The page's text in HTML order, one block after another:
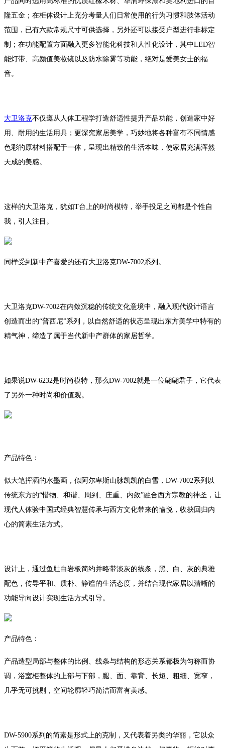
隆五金；在柜体设计上充分考量人们日常使用的行为习惯和肢体活动
范围，已有六款常规尺寸可供选择，另外还可以接受户型进行非标定
制；在功能配置方面融入更多智能化科技和人性化设计，其中LED智
能灯带、高颜值美妆镜以及防水除雾等功能，绝对是爱美女士的福
音。
大卫洛克不仅遵从人体工程学打造舒适性提升产品功能，创造家中好
用、耐用的生活用具；更深究家居美学，巧妙地将各种富有不同情感
色彩的原材料搭配于一体，呈现出精致的生活本味，使家居充满浑然
天成的美感。
这样的大卫洛克，犹如T台上的时尚模特，举手投足之间都是个性自
我，引人注目。
同样受到新中产喜爱的还有大卫洛克DW-7002系列。
大卫洛克DW-7002在内敛沉稳的传统文化意境中，融入现代设计语言
创造而出的“普西尼”系列，以自然舒适的状态呈现出东方美学中特有的
精气神，缔造了属于当代新中产群体的家居哲学。
如果说DW-6232是时尚模特，那么DW-7002就是一位翩翩君子，它代表
了另外一种时尚和价值观。
产品特色：
似大笔挥洒的水墨画，似阿尔卑斯山脉凯凯的白雪，DW-7002系列以
传统东方的“惜物、和谐、周到、庄重、内敛”融合西方宗教的神圣，让
现代人体验中国式经典智慧传承与西方文化带来的愉悦，收获回归内
心的简素生活方式。
设计上，通过鱼肚白岩板简约并略带淡灰的线条，黑、白、灰的典雅
配色，传导平和、质朴、静谧的生活态度，并结合现代家居以清晰的
功能导向设计实现生活方式引导。
产品特色：
产品造型局部与整体的比例、线条与结构的形态关系都极为匀称而协
调，浴室柜整体的上部与下部，腿、面、靠背、长短、粗细、宽窄，
几乎无可挑剔，空间轮廓轻巧简洁而富有美感。
DW-5900系列的简素是形式上的克制，又代表着另类的华丽，它以众